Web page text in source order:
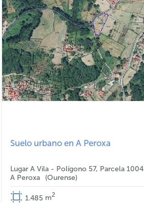
Suelo urbano en A Peroxa
Lugar A Vila - Polígono 57, Parcela 1004
A Peroxa
Ourense
1.485 m2